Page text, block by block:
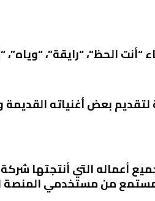
الحظ”، “رايقة”،
بعض أغنياته القديمة
أعماله التي أنتجتها